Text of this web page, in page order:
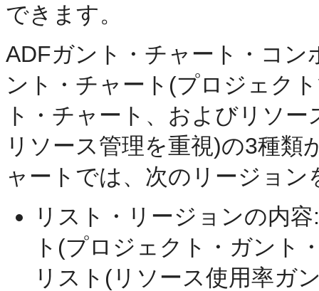
できます。
ADFガント・チャート・コ
ント・チャート(プロジェク
ト・チャート、およびリソ
リソース管理を重視)の3種
ャートでは、次のリージョ
リスト・リージョンの内
ト(プロジェクト・ガント
リスト(リソース使用率ガ